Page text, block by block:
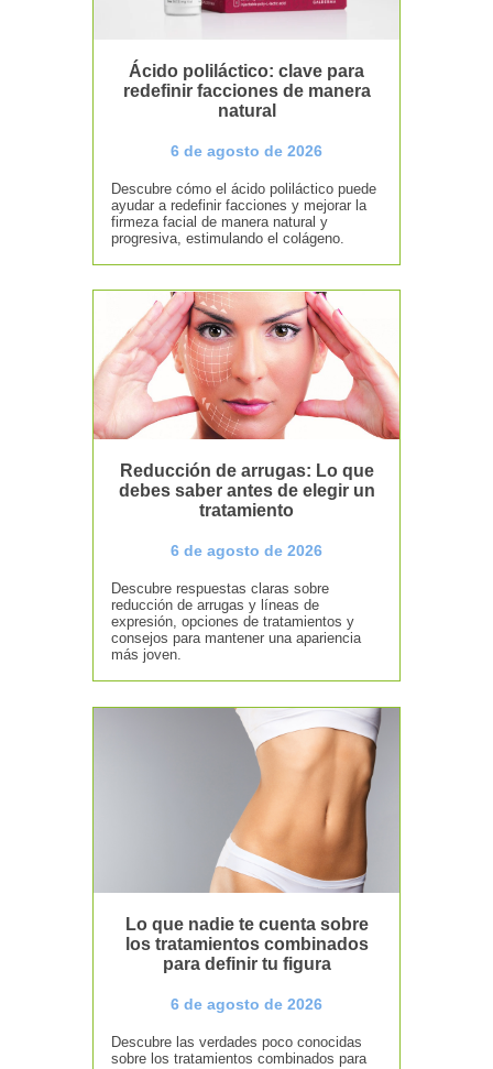
Ácido poliláctico: clave para
redefinir facciones de manera
natural
6 de agosto de 2026
Descubre cómo el ácido poliláctico puede
ayudar a redefinir facciones y mejorar la
firmeza facial de manera natural y
progresiva, estimulando el colágeno.
Reducción de arrugas: Lo que
debes saber antes de elegir un
tratamiento
6 de agosto de 2026
Descubre respuestas claras sobre
reducción de arrugas y líneas de
expresión, opciones de tratamientos y
consejos para mantener una apariencia
más joven.
Lo que nadie te cuenta sobre
los tratamientos combinados
para definir tu figura
6 de agosto de 2026
Descubre las verdades poco conocidas
sobre los tratamientos combinados para